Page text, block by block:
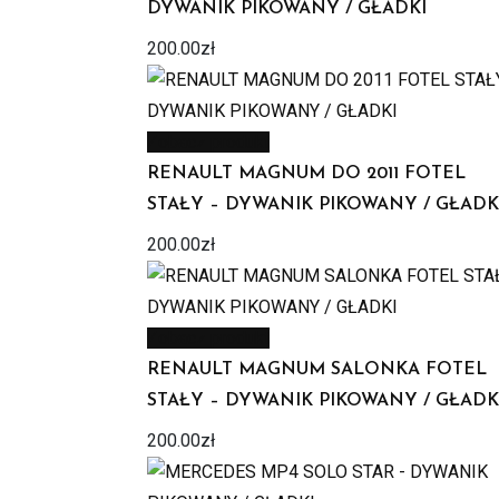
DYWANIK PIKOWANY / GŁADKI
200.00zł
RENAULT MAGNUM DO 2011 FOTEL
STAŁY – DYWANIK PIKOWANY /
200.00zł
RENAULT MAGNUM SALONKA FOTEL
STAŁY – DYWANIK PIKOWANY /
200.00zł